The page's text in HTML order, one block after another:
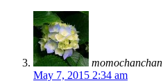
momochanchan
May 7, 2015 2:34 am